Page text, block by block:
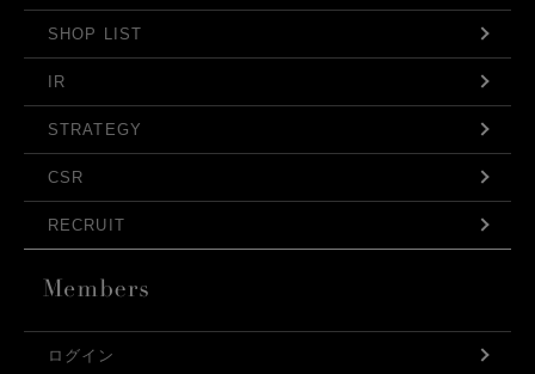
SHOP LIST
IR
STRATEGY
CSR
RECRUIT
ログイン